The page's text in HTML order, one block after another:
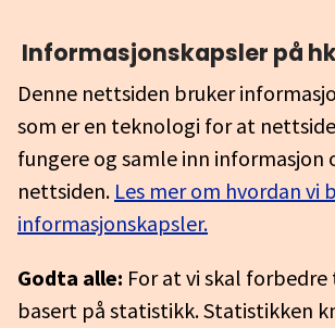
Informasjonskapsler på
Denne nettsiden bruker
som er en teknologi for at
fungere og samle inn informasjon
nettsiden. Les mer om hvordan vi
informasjonskapsler.
Godta alle: For at vi skal
basert på statistikk. Statistikken